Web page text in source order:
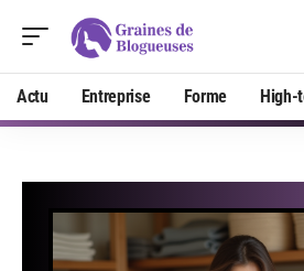
Actu Entreprise Forme High-